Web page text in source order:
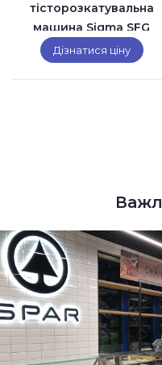
тісторозкатувальна
машина Sigma SFG
600 TM
Дізнатися ціну